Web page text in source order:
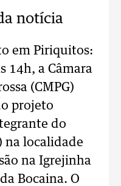
notícia
em Piriquitos:
14h, a Câmara
(CMPG)
projeto
do
na localidade
na Igrejinha
Bocaina. O